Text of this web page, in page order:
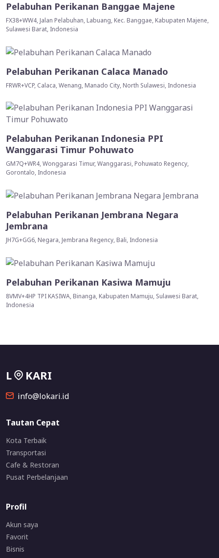
Pelabuhan Perikanan Banggae Majene
FX38+WW4, Jalan Pelabuhan, Labuang, Kec. Banggae, Kabupaten Majene,
Sulawesi Barat, Indonesia
Pelabuhan Perikanan Calaca Manado
FRWR+VCP, Calaca, Wenang, Manado City, North Sulawesi, Indonesia
Pelabuhan Perikanan Indonesia PPI
Wanggarasi Timur Pohuwato
GM7Q+WR4, Wonggarasi Timur, Wanggarasi, Pohuwato Regency,
Gorontalo, Indonesia
Pelabuhan Perikanan Jembrana Negara
Jembrana
JH7G+GG6, Negara, Jembrana Regency, Bali, Indonesia
Pelabuhan Perikanan Kasiwa Mamuju
8VMV+4HP TPI KASIWA, Binanga, Kabupaten Mamuju, Sulawesi Barat,
Indonesia
L KARI
info@lokari.id
Tautan Cepat
Kota Terbaik
Transportasi
Cafe & Restoran
Pusat Perbelanjaan
Profil
Akun saya
Favorit
Bisnis